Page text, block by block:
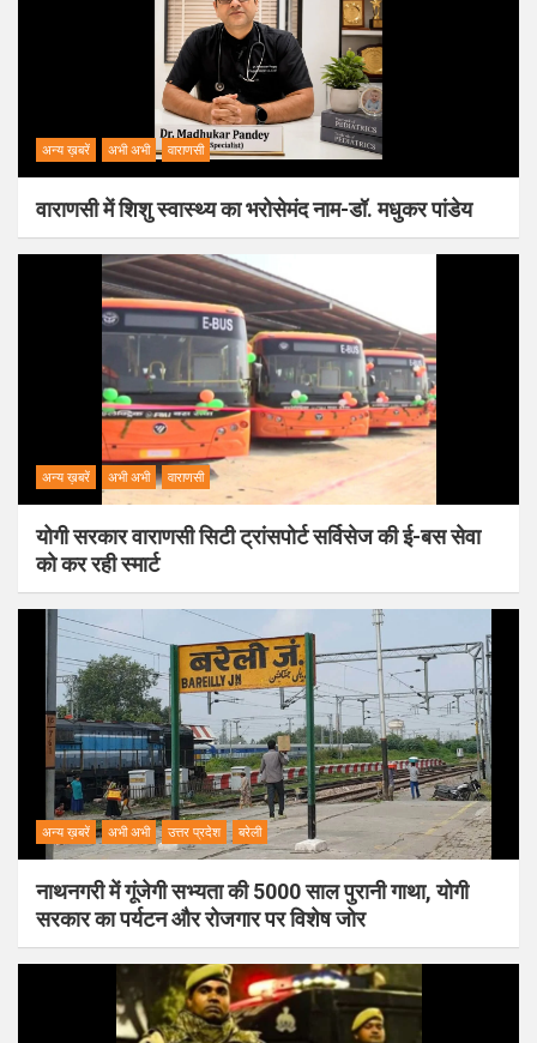
अन्य ख़बरें अभी अभी वाराणसी
वाराणसी में शिशु स्वास्थ्य का भरोसेमंद नाम-डॉ. मधुकर पांडेय
अन्य ख़बरें अभी अभी वाराणसी
योगी सरकार वाराणसी सिटी ट्रांसपोर्ट सर्विसेज की ई-बस सेवा
को कर रही स्मार्ट
अन्य ख़बरें अभी अभी उत्तर प्रदेश बरेली
नाथनगरी में गूंजेगी सभ्यता की 5000 साल पुरानी गाथा, योगी
सरकार का पर्यटन और रोजगार पर विशेष जोर